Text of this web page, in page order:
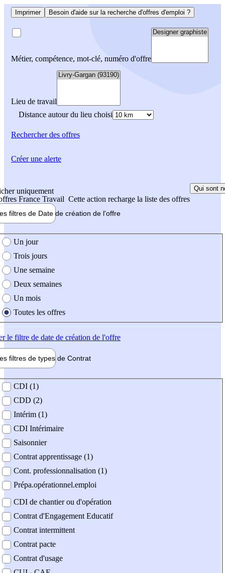
Imprimer Besoin d'aide sur la recherche d'offres d'emploi ?
Métier, compétence, mot-clé, numéro d'offre
Lieu de travail
Distance autour du lieu choisi
Rechercherdes offres
uniquement
France Travail Cette action recharge la liste des offres
Qui sont
filtres de Date de création de l'offre
création de l'offre
Un jour
Trois jours
Une semaine
Deux semaines
Un mois
Toutes les offres
le filtre de date de création de l'offre
filtres de types de Contrat
contrat
CDI (1)
CDD (2)
Intérim (1)
CDI Intérimaire
Saisonnier
Contrat apprentissage (1)
Cont. professionnalisation (1)
Prépa.opérationnel.emploi
CDI de chantier ou d'opération
Contrat d'Engagement Educatif
Contrat intermittent
Contrat pacte
Contrat d'usage
Créer une alerte